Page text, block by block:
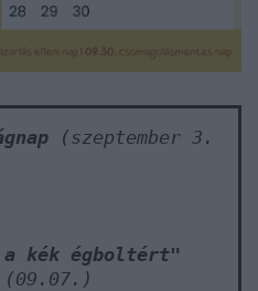
(szeptember 3.
kék égboltért"
(09.07.)